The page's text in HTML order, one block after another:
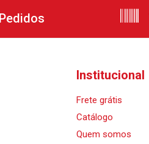
Institucional
Frete grátis
Catálogo
Quem somos